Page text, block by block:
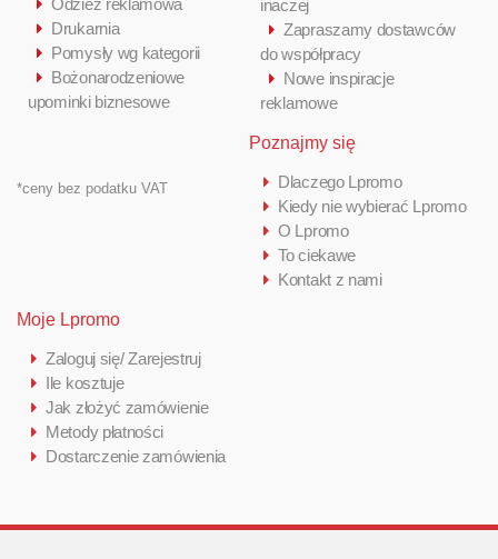
Drukarnia
Pomysły wg kategorii
Bożonarodzeniowe
upominki biznesowe
*ceny bez podatku VAT
inaczej
Zapraszamy dostawców
do współpracy
Nowe inspiracje
reklamowe
Poznajmy się
Dlaczego Lpromo
Kiedy nie wybierać Lpromo
O Lpromo
To ciekawe
Kontakt z nami
Moje Lpromo
Zaloguj się/ Zarejestruj
Ile kosztuje
Jak złożyć zamówienie
Metody płatności
Dostarczenie zamówienia